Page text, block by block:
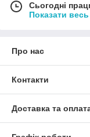
Сьогодні
Показати
Про нас
Контакти
Доставка та